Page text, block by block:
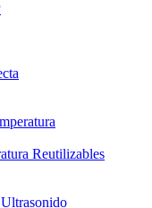
Reutilizables